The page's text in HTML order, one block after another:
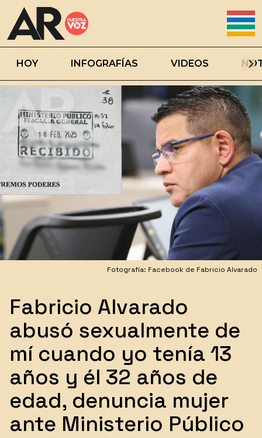
HOY INFOGRAFÍAS VIDEOS
Fotografía: Facebook de Fabricio Alvarado
Fabricio Alvarado
abusó sexualmente de
mí cuando yo tenía 13
años y él 32 años de
edad, denuncia mujer
ante Ministerio Público